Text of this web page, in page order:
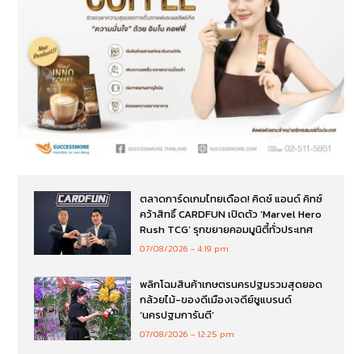
ตลาดการ์ดเกมไทยเดือด! คิดซ์ แอนด์ คิทซ์
คว้าสิทธิ์ CARDFUN เปิดตัว ‘Marvel Hero
Rush TCG’ รุกขยายคอมมูนิตี้ทั่วประเทศ
07/08/2026 4:19 pm
พลิกโฉมสินค้าเกษตรนครปฐมรวมสุดยอด
กล้วยไม้-ของดีเมืองเจดีย์ชูแบรนด์
‘นครปฐมการันตี’
07/08/2026 12:25 pm